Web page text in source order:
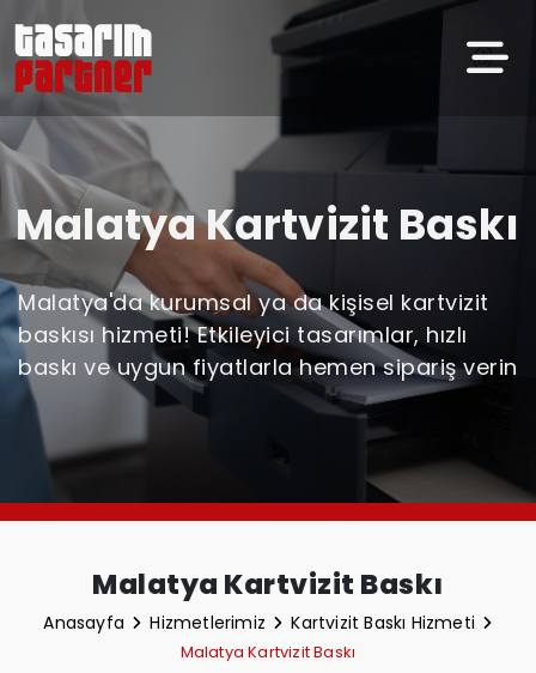
Malatya Kartvizit Baskı
Malatya'da kurumsal ya da kişisel kartvizit
baskısı hizmeti! Etkileyici tasarımlar, hızlı
baskı ve uygun fiyatlarla hemen sipariş verin
Malatya Kartvizit Baskı
Anasayfa Hizmetlerimiz Kartvizit Baskı Hizmeti
Malatya Kartvizit Baskı